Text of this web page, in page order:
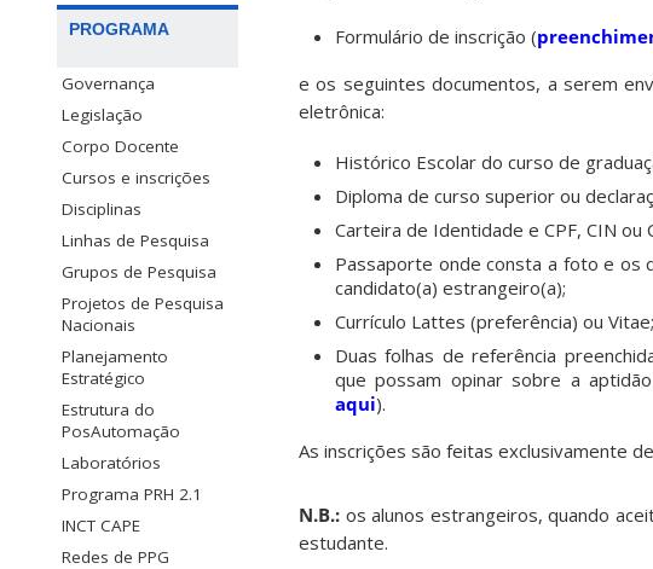
PROGRAMA
Governança
Legislação
Corpo Docente
Cursos e inscrições
Disciplinas
Linhas de Pesquisa
Grupos de Pesquisa
Projetos de Pesquisa
Nacionais
Planejamento
Estratégico
Estrutura do
PosAutomação
Laboratórios
Programa PRH 2.1
INCT CAPE
Redes de PPG
Formulário de inscrição (
e os seguintes documentos, a serem
eletrônica:
Histórico Escolar do curso de
Diploma de curso superior ou
Carteira de Identidade e CPF, CIN ou
Passaporte onde consta a foto e os
candidato(a) estrangeiro(a);
Currículo Lattes (preferência) ou Vitae;
Duas folhas de referência
que possam opinar sobre a
aqui).
As inscrições são feitas exclusivamente
N.B.: os alunos estrangeiros, quando
estudante.